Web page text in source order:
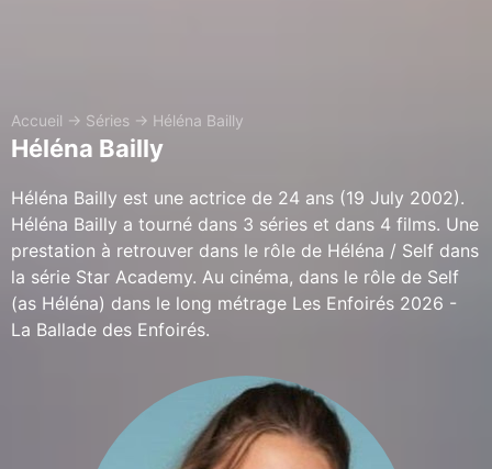
Accueil → Séries → Héléna Bailly
Héléna Bailly
Héléna Bailly est une actrice de 24 ans (19 July 2002).
Héléna Bailly a tourné dans 3 séries et dans 4 films. Une
prestation à retrouver dans le rôle de Héléna / Self dans
la série Star Academy. Au cinéma, dans le rôle de Self
(as Héléna) dans le long métrage Les Enfoirés 2026 -
La Ballade des Enfoirés.